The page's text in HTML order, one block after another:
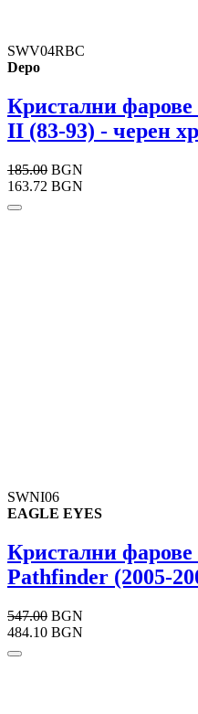
SWV04RBC
Depo
Кристални
II (83-93) - черен
185.00 BGN
163.72 BGN
SWNI06
EAGLE EYES
Кристални фарове
Pathfinder (2005-
547.00 BGN
484.10 BGN